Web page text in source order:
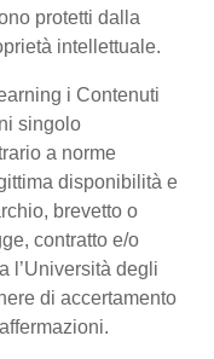
protetti dalla
intellettuale.
i Contenuti
singolo
a norme
disponibilità e
brevetto o
contratto e/o
l’Università degli
di accertamento